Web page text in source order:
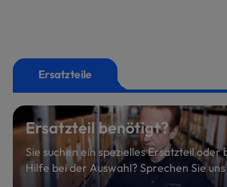
Ersatzteile
Ersatzteil benötigt?
Sie suchen ein spezielles Ersatzteil oder
Hilfe bei der Auswahl? Sprechen Sie